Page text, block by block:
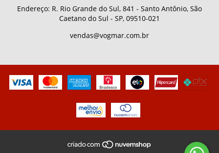
Endereço: R. Rio Grande do Sul, 841 - Santo Antônio, São
Caetano do Sul - SP, 09510-021
vendas@vogmar.com.br